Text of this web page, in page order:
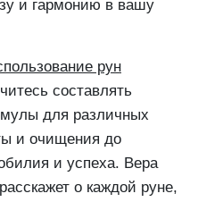
и гармонию в вашу
рун
составлять
для различных
и очищения до
и успеха. Вера
о каждой руне,